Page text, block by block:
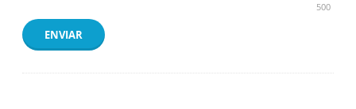
500
ENVIAR